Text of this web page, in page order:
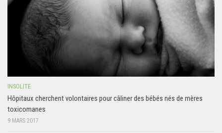
INSOLITE
Hôpitaux cherchent volontaires pour câliner des bébés nés de mères
toxicomanes
9 MARS 2017